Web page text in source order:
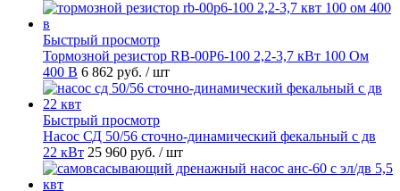
Быстрый просмотр
Тормозной резистор RB-00P6-100 2,2-3,7 кВт 100 Ом
400 В 6 862 руб. / шт
Быстрый просмотр
Насос СД 50/56 сточно-динамический фекальный с дв
22 кВт 25 960 руб. / шт